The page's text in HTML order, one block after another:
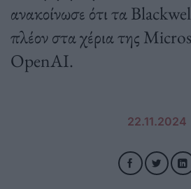
ανακοίνωσε ότι τα
πλέον στα χέρια της
OpenAI.
22.11.2024